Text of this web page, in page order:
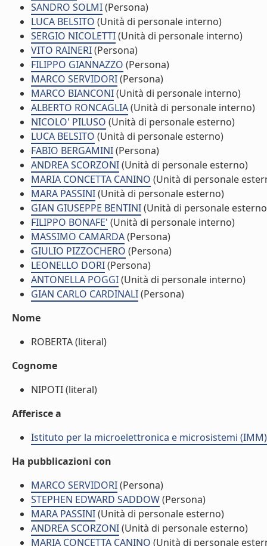
SANDRO SOLMI(Persona)
LUCA BELSITO (Unità di personale interno)
SERGIO NICOLETTI(Unità di personale interno)
VITO RAINERI(Persona)
FILIPPO GIANNAZZO (Persona)
MARCO SERVIDORI(Persona)
MARCO BIANCONI(Unità di personale interno)
ALBERTO RONCAGLIA(Unità di personale interno)
NICOLO' PILUSO (Unità di personale esterno)
LUCA BELSITO (Unità di personale esterno)
FABIO BERGAMINI(Persona)
ANDREA SCORZONI(Unità di personale esterno)
MARIA CONCETTA CANINO (Unità di personale
MARA PASSINI(Unità di personale esterno)
GIAN GIUSEPPE BENTINI(Unità di personale
FILIPPO BONAFE' (Unità di personale interno)
MASSIMO CAMARDA(Persona)
GIULIO PIZZOCHERO (Persona)
LEONELLO DORI(Persona)
ANTONELLA POGGI(Unità di personale interno)
GIAN CARLO CARDINALI(Persona)
Nome
ROBERTA (literal)
Cognome
NIPOTI (literal)
Afferisce a
Istituto per la microelettronica e microsistemi (IMM)
Ha pubblicazioni con
MARCO SERVIDORI(Persona)
STEPHEN EDWARD SADDOW(Persona)
MARA PASSINI(Unità di personale esterno)
ANDREA SCORZONI(Unità di personale esterno)
MARIA CONCETTA CANINO (Unità di personale